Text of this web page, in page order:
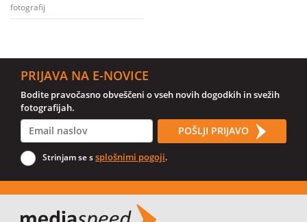
fotografij
PRIJAVA NA E-NOVICE
Bodite pravočasno obveščeni o vseh novih dogodkih in svežih
fotografijah.
POŠLJI PRIJAVO
Strinjam se ssplošnimi pogoji.